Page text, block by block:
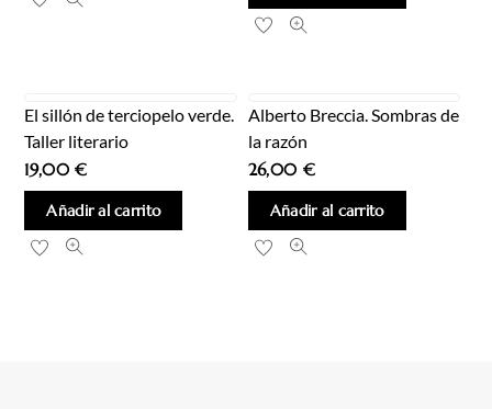
El sillón de terciopelo verde.
Taller literario
19,00€
Añadir al carrito
Alberto Breccia. Sombras de
la razón
26,00 €
Añadir al carrito